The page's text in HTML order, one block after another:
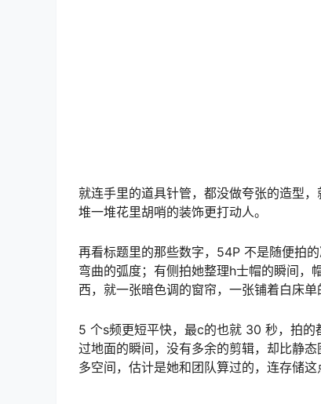
之前我也推过 小野寺地瓜的cos，她走的是
—— 地瓜会在道具玩具上贴小贴纸，薇薇会
有人可能觉得，不就是一套 cos 图吗？犯
你翻了十套千篇一律的h士 cos，突然看到